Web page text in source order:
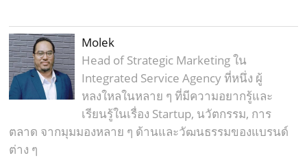
Molek
Head of Strategic Marketing ใน
Integrated Service Agency ที่หนึ่ง ผู้
หลงใหลในหลาย ๆ ที่มีความอยากรู้และ
เรียนรู้ในเรื่อง Startup, นวัตกรรม, การ
ตลาด จากมุมมองหลาย ๆ ด้านและวัฒนธรรมของแบรนด์
ต่าง ๆ